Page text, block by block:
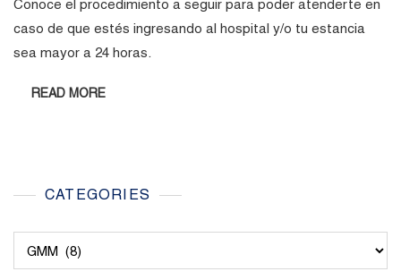
Conoce el procedimiento a seguir para poder atenderte en
caso de que estés ingresando al hospital y/o tu estancia
sea mayor a 24 horas.
READ MORE
CATEGORIES